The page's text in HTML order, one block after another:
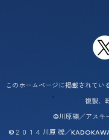
このホームページに掲載されて
複製、
©川原礫／アスキ
©２０１４ 川原 礫／